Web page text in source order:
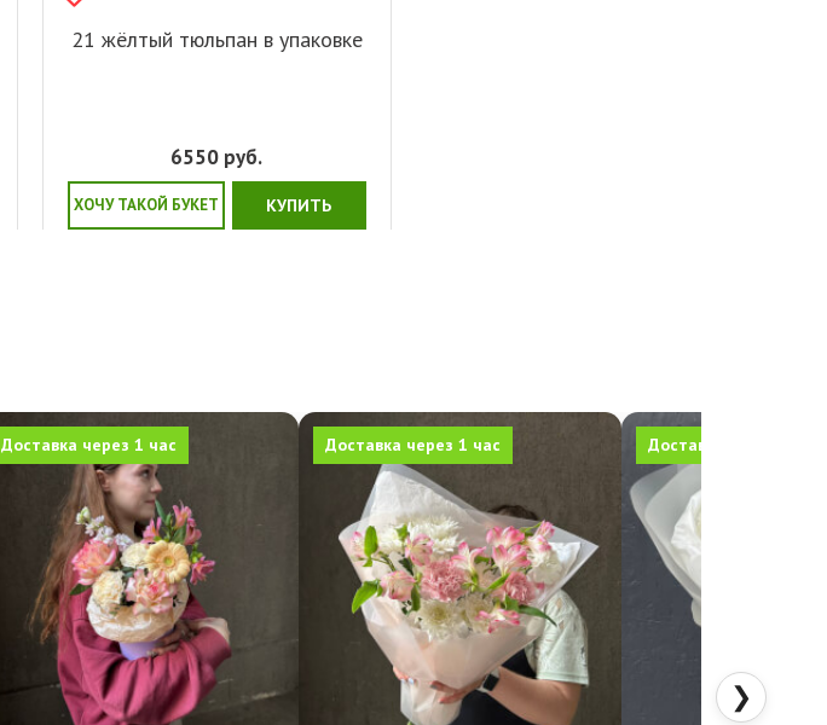
21 жёлтый тюльпан в упаковке
6550 руб.
ХОЧУ ТАКОЙ БУКЕТ КУПИТЬ
Доставка через 1 час Доставка через 1 час Доставка через 1 час
❯